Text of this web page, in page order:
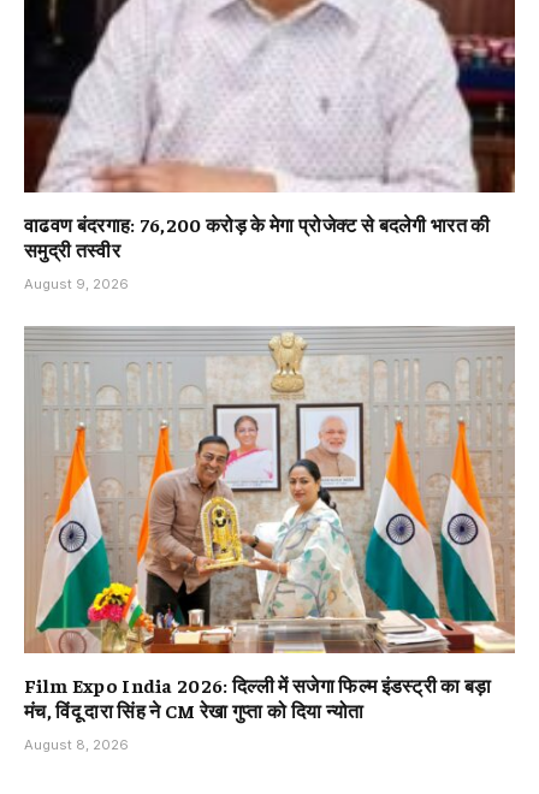
वाढवण बंदरगाह: 76,200 करोड़ के मेगा प्रोजेक्ट से बदलेगी भारत की
समुद्री तस्वीर
August 9, 2026
Film Expo India 2026: दिल्ली में सजेगा फिल्म इंडस्ट्री का बड़ा
मंच, विंदू दारा सिंह ने CM रेखा गुप्ता को दिया न्योता
August 8, 2026